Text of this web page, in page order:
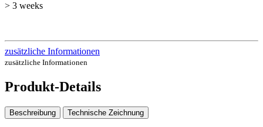
> 3 weeks
zusätzliche Informationen
zusätzliche Informationen
Produkt-Details
Beschreibung Technische Zeichnung